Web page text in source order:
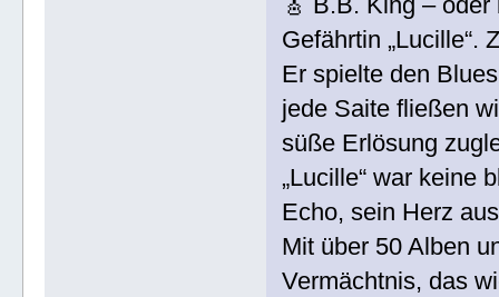
Gefährtin „Lucille“.
Er spielte den
jede Saite fließen
süße Erlösung
„Lucille“ war keine
Echo, sein Herz
Mit über 50 Alben
Vermächtnis, das